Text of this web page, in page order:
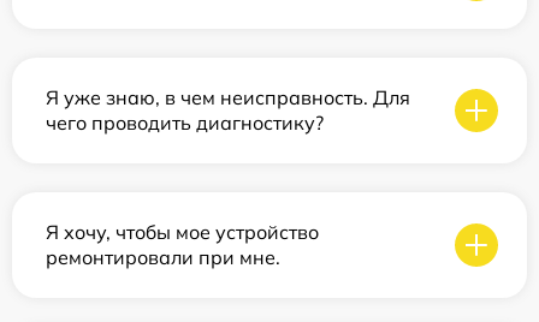
Я уже знаю, в чем неисправность. Для
чего проводить диагностику?
Я хочу, чтобы мое устройство
ремонтировали при мне.